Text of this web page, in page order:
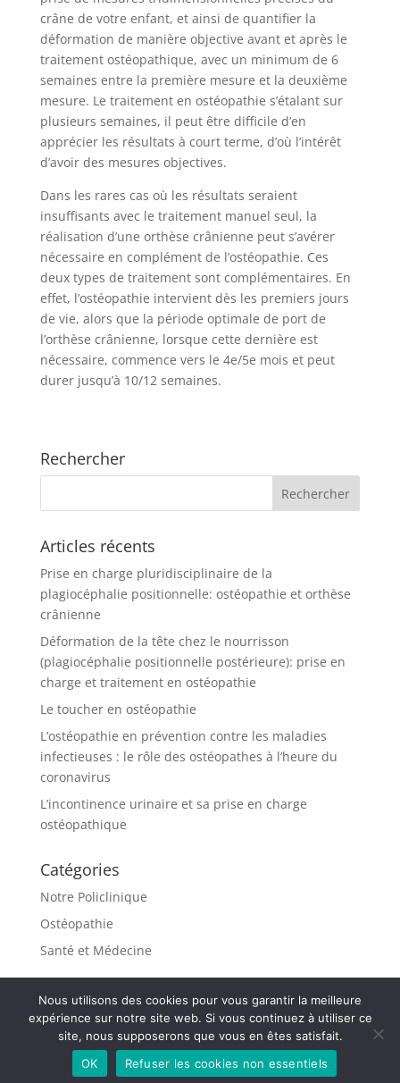
crâne de votre enfant, et ainsi de quantifier la
déformation de manière objective avant et après le
traitement ostéopathique, avec un minimum de 6
semaines entre la première mesure et la deuxième
mesure. Le traitement en ostéopathie s’étalant sur
plusieurs semaines, il peut être difficile d’en
apprécier les résultats à court terme, d’où l’intérêt
d’avoir des mesures objectives.
Dans les rares cas où les résultats seraient
insuffisants avec le traitement manuel seul, la
réalisation d’une orthèse crânienne peut s’avérer
nécessaire en complément de l’ostéopathie. Ces
deux types de traitement sont complémentaires. En
effet, l’ostéopathie intervient dès les premiers jours
de vie, alors que la période optimale de port de
l’orthèse crânienne, lorsque cette dernière est
nécessaire, commence vers le 4e/5e mois et peut
durer jusqu’à 10/12 semaines.
Rechercher
Articles récents
Prise en charge pluridisciplinaire de la
plagiocéphalie positionnelle: ostéopathie et orthèse
crânienne
Déformation de la tête chez le nourrisson
(plagiocéphalie positionnelle postérieure): prise en
charge et traitement en ostéopathie
Le toucher en ostéopathie
L’ostéopathie en prévention contre les maladies
infectieuses : le rôle des ostéopathes à l’heure du
coronavirus
L’incontinence urinaire et sa prise en charge
ostéopathique
Catégories
Notre Policlinique
Ostéopathie
Santé et Médecine
Propulsé par WordPress et hébergé parInfomaniak
Nous utilisons des cookies pour vous garantir la meilleure
expérience sur notre site web. Si vous continuez à utiliser ce
site, nous supposerons que vous en êtes satisfait.
OK
Refuser les cookies non essentiels